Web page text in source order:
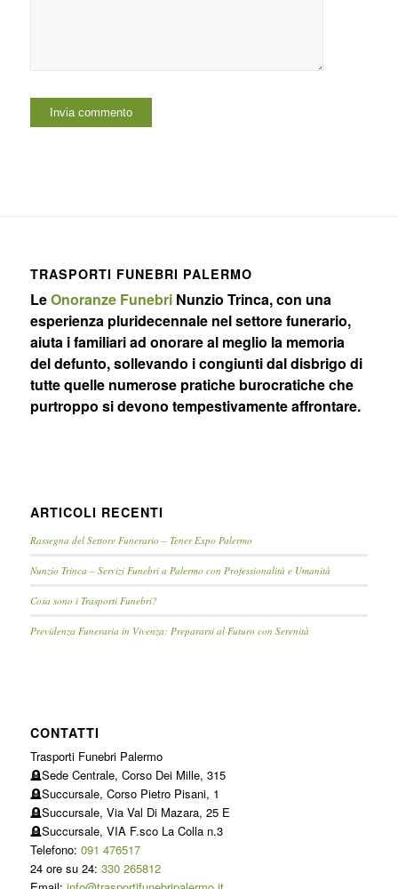
TRASPORTI FUNEBRI PALERMO
LeOnoranze FunebriNunzio Trinca, con una
esperienza pluridecennale nel settore funerario,
aiuta i familiari ad onorare al meglio la memoria
del defunto, sollevando i congiunti dal disbrigo di
tutte quelle numerose pratiche burocratiche che
purtroppo si devono tempestivamente affrontare.
ARTICOLI RECENTI
Rassegna del Settore Funerario – Tener Expo Palermo
Nunzio Trinca – Servizi Funebri a Palermo con Professionalità e Umanità
Cosa sono i Trasporti Funebri?
Previdenza Funeraria in Vivenza: Prepararsi al Futuro con Serenità
CONTATTI
Trasporti Funebri Palermo
🪦Sede Centrale, Corso Dei Mille, 315
🪦Succursale, Corso Pietro Pisani, 1
🪦Succursale, Via Val Di Mazara, 25 E
🪦Succursale, VIA F.sco La Colla n.3
Telefono: 091 476517
24 ore su 24: 330 265812